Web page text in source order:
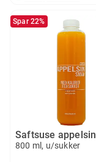
Spar 22%
Saftsuse appelsin
800 ml, u/sukker